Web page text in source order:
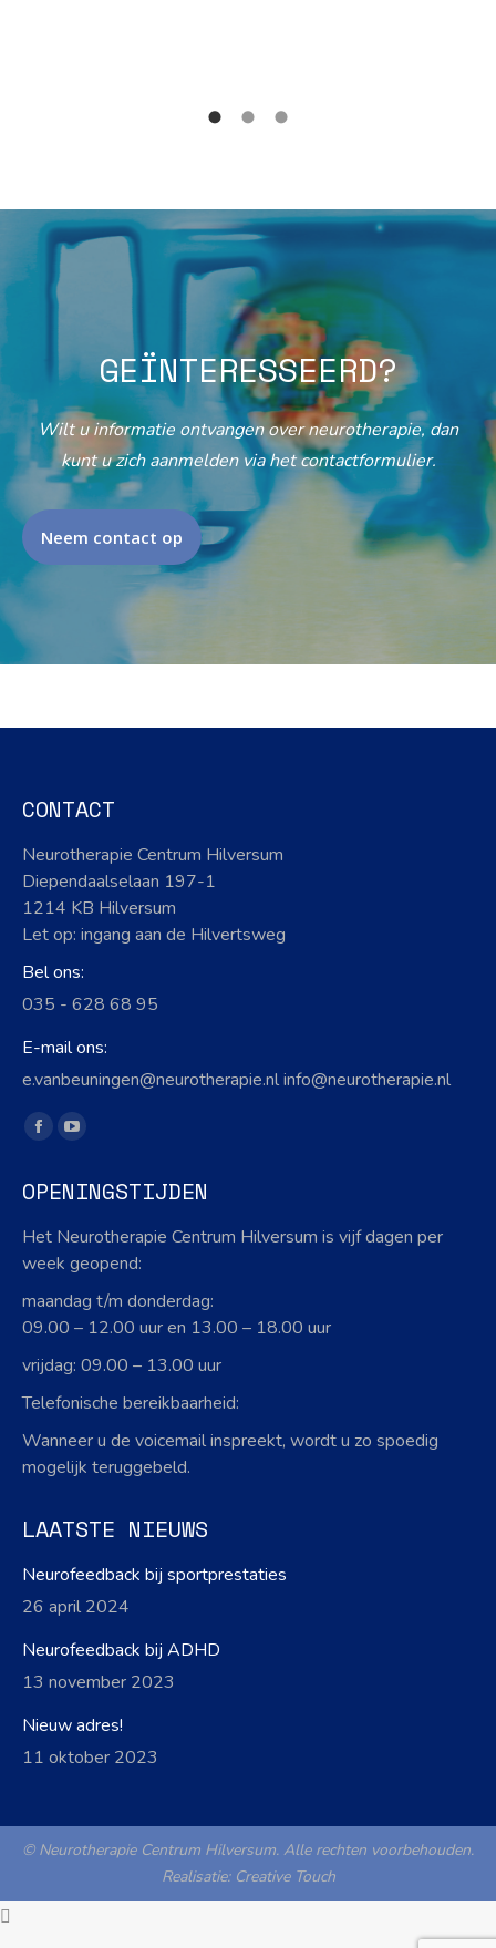
GEÏNTERESSEERD?
Wilt u informatie ontvangen over neurotherapie, dan
kunt u zich aanmelden via het contactformulier.
Neem contact op
CONTACT
Neurotherapie Centrum Hilversum
Diependaalselaan 197-1
1214 KB Hilversum
Let op: ingang aan de Hilvertsweg
Bel ons:
035 - 628 68 95
E-mail ons:
e.vanbeuningen@neurotherapie.nl info@neurotherapie.nl
Vind ons op:
Facebook
opens
in
new
YouTube
opens
new
OPENINGSTIJDEN
Het Neurotherapie Centrum Hilversum is vijf dagen per
week geopend:
maandag t/m donderdag:
09.00 – 12.00 uur en 13.00 – 18.00 uur
vrijdag: 09.00 – 13.00 uur
Telefonische bereikbaarheid:
Wanneer u de voicemail inspreekt, wordt u zo spoedig
mogelijk teruggebeld.
LAATSTE NIEUWS
Neurofeedback bij sportprestaties
26 april 2024
Neurofeedback bij ADHD
13 november 2023
Nieuw adres!
11 oktober 2023
© Neurotherapie Centrum Hilversum. Alle rechten voorbehouden.
Realisatie: Creative Touch